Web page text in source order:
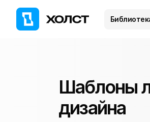
Шаблоны
дизайна